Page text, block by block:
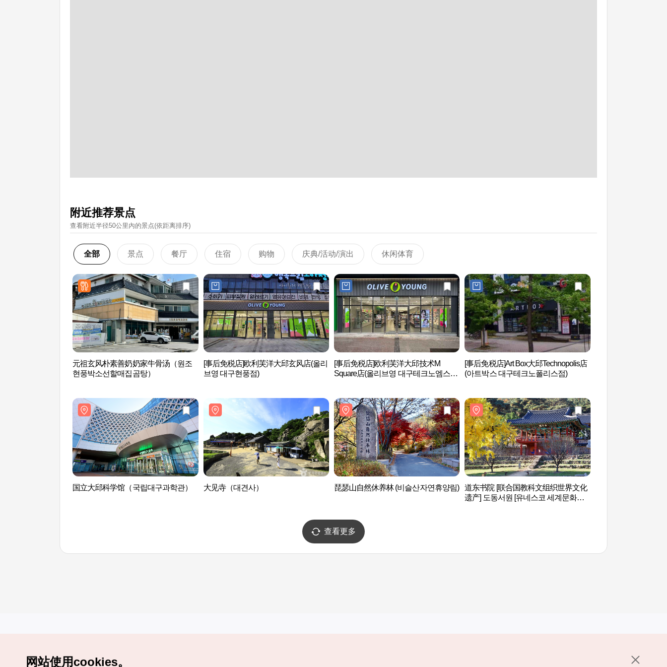
附近推荐景点
查看附近半径50公里內的景点(依距离排序)
全部 景点 餐厅 住宿 购物 庆典/活动/演出 休闲体育
元祖玄风朴素善奶奶家牛骨汤（원조
현풍박소선할매집곰탕）
[事后免税店]欧利芙洋大邱玄风店(올리
브영 대구현풍점)
[事后免税店]欧利芙洋大邱技术M
Square店(올리브영 대구테크노엠스퀘
[事后免税店]Art Box大邱Technopolis店
(아트박스 대구테크노폴리스점)
国立大邱科学馆（국립대구과학관） 大见寺（대견사） 琵瑟山自然休养林 (비슬산자연휴양림)
道东书院 [联合国教科文组织世界文化
遗产] 도동서원 [유네스코 세계문화유
查看更多
网站使用cookies。